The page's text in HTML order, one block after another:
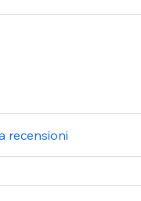
recensioni